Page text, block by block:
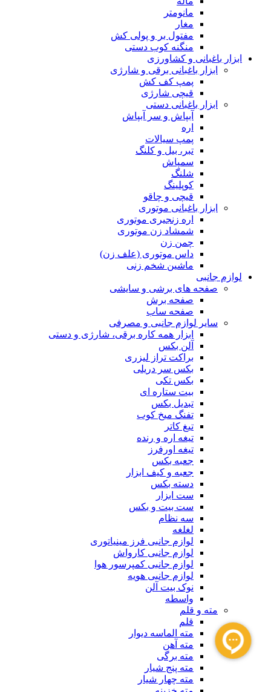
مانومتر
مغار
مفتول بر و پولی کش
منگنه کوب دستی
ابزار باغبانی و کشاورزی
ابزار باغبانی برقی و شارژی
پمپ کف کش
قیچی شارژی
ابزار باغبانی دستی
آبپاش و سر آبپاش
اره
پمپ سیالات
تبر، بیل و کلنگ
سمپاش
شلنگ
کوپلینگ
قیچی و چاقو
ابزار باغبانی موتوری
اره زنجیری موتوری
شمشاد زن موتوری
چمن زن
داس موتوری (علف زن)
ماشین شخم زنی
لوازم جانبی
صفحه های برشی و سایشی
صفحه برش
صفحه ساب
سایر لوازم جانبی و مصرفی
ابزار همه کاره برقی، شارژی و دستی
آلن بکس
براکت تراز لیزری
بکس سر دریلی
بکس تکی
بیت ستاره ای
تبدیل بکس
تفنگ میخ کوب
تیغ کاتر
تیغه اره و رنده
تیغه اورفرز
جعبه بکس
جعبه و کیف ابزار
دسته بکس
ست ابزار
ست بیت و بکس
سه نظام
لغلغه
لوازم جانبی فرز مینیاتوری
لوازم جانبی کارواش
لوازم جانبی کمپرسور هوا
لوازم جانبی هویه
نوک بیت آلن
واسطه
مته و قلم
قلم
مته الماسه دیوار
مته آهن
مته برگی
مته پنج شیار
مته چهار شیار